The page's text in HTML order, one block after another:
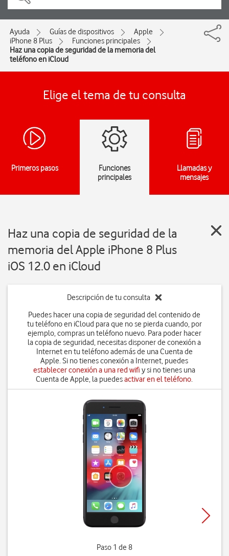
Ayuda Guías de dispositivos
Apple
iPhone 8 Plus
Funciones principales
Haz una copia de seguridad de la memoria del
teléfono en iCloud
Elige el tema de tu consulta
Primeros pasos
Funciones
principales
Llamadas y
mensajes
Haz una copia de seguridad de la
memoria del Apple iPhone 8 Plus
iOS 12.0 en iCloud
Descripción de tu consulta
Puedes hacer una copia de seguridad del contenido de
tu teléfono en iCloud para que no se pierda cuando, por
ejemplo, compras un teléfono nuevo. Para poder hacer
la copia de seguridad, necesitas disponer de conexión a
Internet en tu teléfono además de una Cuenta de
Apple. Si no tienes conexión a Internet, puedes
establecer conexión a una red wifi y si no tienes una
Cuenta de Apple, la puedesactivar en el teléfono.
Paso 1 de 8